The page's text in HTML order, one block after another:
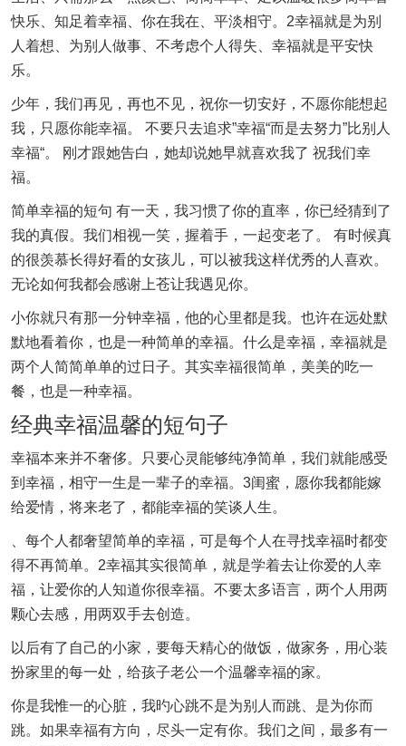
快乐、知足着幸福、你在我在、平淡相守。2幸福就是为别
人着想、为别人做事、不考虑个人得失、幸福就是平安快
乐。
少年，我们再见，再也不见，祝你一切安好，不愿你能想起
我，只愿你能幸福。 不要只去追求”幸福“而是去努力”比别人
幸福“。 刚才跟她告白，她却说她早就喜欢我了 祝我们幸
福。
简单幸福的短句 有一天，我习惯了你的直率，你已经猜到了
我的真假。我们相视一笑，握着手，一起变老了。 有时候真
的很羡慕长得好看的女孩儿，可以被我这样优秀的人喜欢。
无论如何我都会感谢上苍让我遇见你。
小你就只有那一分钟幸福，他的心里都是我。也许在远处默
默地看着你，也是一种简单的幸福。什么是幸福，幸福就是
两个人简简单单的过日子。其实幸福很简单，美美的吃一
餐，也是一种幸福。
经典幸福温馨的短句子
幸福本来并不奢侈。只要心灵能够纯净简单，我们就能感受
到幸福，相守一生是一辈子的幸福。3闺蜜，愿你我都能嫁
给爱情，将来老了，都能幸福的笑谈人生。
、每个人都奢望简单的幸福，可是每个人在寻找幸福时都变
得不再简单。2幸福其实很简单，就是学着去让你爱的人幸
福，让爱你的人知道你很幸福。不要太多语言，两个人用两
颗心去感，用两双手去创造。
以后有了自己的小家，要每天精心的做饭，做家务，用心装
扮家里的每一处，给孩子老公一个温馨幸福的家。
你是我惟一的心脏，我旳心跳不是为别人而跳、是为你而
跳。如果幸福有方向，尽头一定有你。我们之间，最多有一